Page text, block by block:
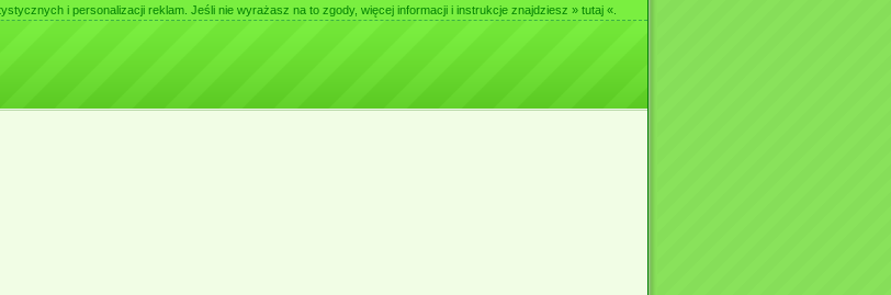
i personalizacji reklam. Jeśli nie wyrażasz na to zgody, więcej informacji i instrukcje znajdziesz » tutaj «